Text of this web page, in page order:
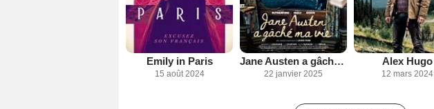
Emily in Paris
15 août 2024
Jane Austen a gâché ma vie
22 janvier 2025
Alex Hugo
12 mars 2024